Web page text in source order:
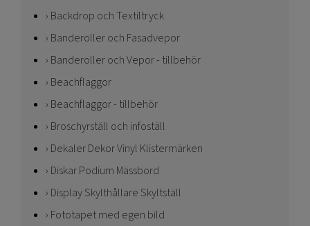
Backdrop och Textiltryck
Banderoller och Fasadvepor
Banderoller och Vepor - tillbehör
Beachflaggor
Beachflaggor - tillbehör
Broschyrställ och infoställ
Dekaler Dekor Vinyl Klistermärken
Diskar Podium Mässbord
Display Skylthållare Skyltställ
Fototapet med egen bild